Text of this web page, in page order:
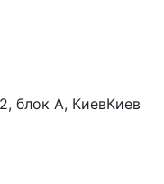
блок А, КиевКиев